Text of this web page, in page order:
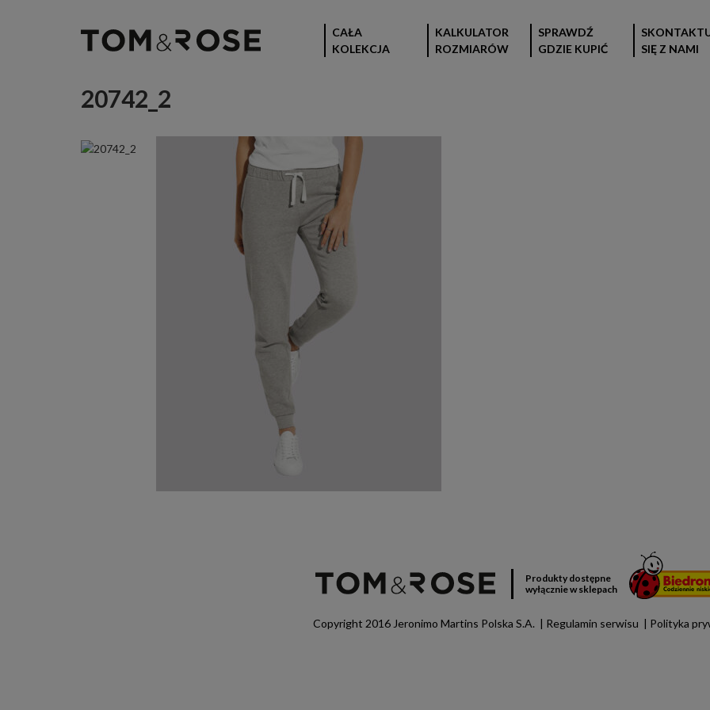
CAŁA
KOLEKCJA
KALKULATOR
ROZMIARÓW
SPRAWDŹ
GDZIE KUPIĆ
SIĘ Z NAMI
20742_2
Produkty dostępne
wyłącznie w sklepach
Copyright 2016 Jeronimo Martins Polska S.A. Regulamin serwisu Polityka